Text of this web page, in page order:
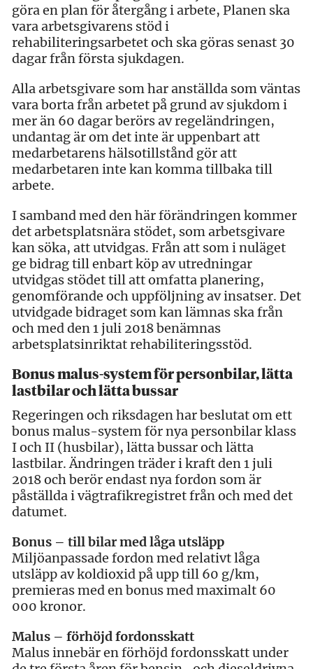
göra en plan för återgång i arbete, Planen ska
vara arbetsgivarens stöd i
rehabiliteringsarbetet och ska göras senast 30
dagar från första sjukdagen.
Alla arbetsgivare som har anställda som väntas
vara borta från arbetet på grund av sjukdom i
mer än 60 dagar berörs av regeländringen,
undantag är om det inte är uppenbart att
medarbetarens hälsotillstånd gör att
medarbetaren inte kan komma tillbaka till
arbete.
I samband med den här förändringen kommer
det arbetsplatsnära stödet, som arbetsgivare
kan söka, att utvidgas. Från att som i nuläget
ge bidrag till enbart köp av utredningar
utvidgas stödet till att omfatta planering,
genomförande och uppföljning av insatser. Det
utvidgade bidraget som kan lämnas ska från
och med den 1 juli 2018 benämnas
arbetsplatsinriktat rehabiliteringsstöd.
Bonus malus-system för personbilar, lätta
lastbilar och lätta bussar
Regeringen och riksdagen har beslutat om ett
bonus malus-system för nya personbilar klass
I och II (husbilar), lätta bussar och lätta
lastbilar. Ändringen träder i kraft den 1 juli
2018 och berör endast nya fordon som är
påställda i vägtrafikregistret från och med det
datumet.
Bonus – till bilar med låga utsläpp
Miljöanpassade fordon med relativt låga
utsläpp av koldioxid på upp till 60 g/km,
premieras med en bonus med maximalt 60
000 kronor.
Malus – förhöjd fordonsskatt
Malus innebär en förhöjd fordonsskatt under